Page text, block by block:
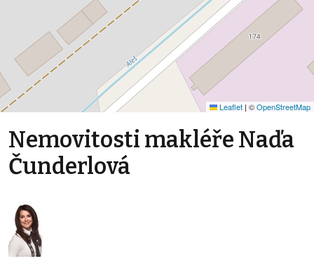
Leaflet | ©OpenStreetMap
Nemovitosti makléře Naďa
Čunderlová